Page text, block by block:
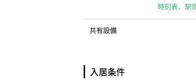
時刻表、駅
共有設備
入居条件